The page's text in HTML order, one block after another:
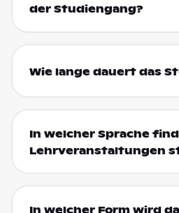
der Studiengang?
Wie lange dauert das
In welcher Sprache
Lehrveranstaltungen
In welcher Form wird